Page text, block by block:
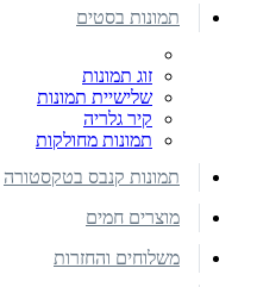
תמונות בסטים
זוג תמונות
שלישיית תמונות
קיר גלריה
תמונות מחולקות
תמונות קנבס בטקסטורה
מוצרים חמים
משלוחים והחזרות